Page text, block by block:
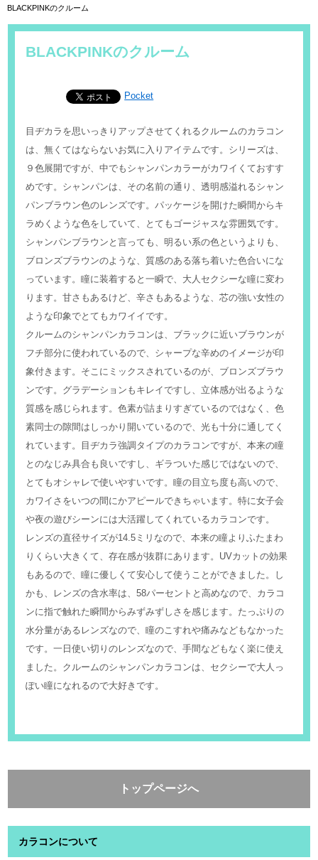
BLACKPINKのクルーム
BLACKPINKのクルーム
Pocket
目ヂカラを思いっきりアップさせてくれるクルームのカラコン
は、無くてはならないお気に入りアイテムです。シリーズは、
９色展開ですが、中でもシャンパンカラーがカワイくておすす
めです。シャンパンは、その名前の通り、透明感溢れるシャン
パンブラウン色のレンズです。パッケージを開けた瞬間からキ
ラめくような色をしていて、とてもゴージャスな雰囲気です。
シャンパンブラウンと言っても、明るい系の色というよりも、
ブロンズブラウンのような、質感のある落ち着いた色合いにな
っています。瞳に装着すると一瞬で、大人セクシーな瞳に変わ
ります。甘さもあるけど、辛さもあるような、芯の強い女性の
ような印象でとてもカワイイです。
クルームのシャンパンカラコンは、ブラックに近いブラウンが
フチ部分に使われているので、シャープな辛めのイメージが印
象付きます。そこにミックスされているのが、ブロンズブラウ
ンです。グラデーションもキレイですし、立体感が出るような
質感を感じられます。色素が詰まりすぎているのではなく、色
素同士の隙間はしっかり開いているので、光も十分に通してく
れています。目ヂカラ強調タイプのカラコンですが、本来の瞳
とのなじみ具合も良いですし、ギラついた感じではないので、
とてもオシャレで使いやすいです。瞳の目立ち度も高いので、
カワイさをいつの間にかアピールできちゃいます。特に女子会
や夜の遊びシーンには大活躍してくれているカラコンです。
レンズの直径サイズが14.5ミリなので、本来の瞳よりふたまわ
りくらい大きくて、存在感が抜群にあります。UVカットの効果
もあるので、瞳に優しくて安心して使うことができました。し
かも、レンズの含水率は、58パーセントと高めなので、カラコ
ンに指で触れた瞬間からみずみずしさを感じます。たっぷりの
水分量があるレンズなので、瞳のこすれや痛みなどもなかった
です。一日使い切りのレンズなので、手間などもなく楽に使え
ました。クルームのシャンパンカラコンは、セクシーで大人っ
ぽい瞳になれるので大好きです。
トップページへ
カラコンについて